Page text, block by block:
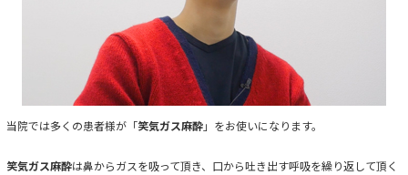
当院では多くの患者様が「笑気ガス麻酔」をお使いになります。
笑気ガス麻酔は鼻からガスを吸って頂き、口から吐き出す呼吸を繰り返して頂く